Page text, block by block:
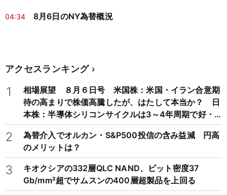
04:34 8月6日のNY為替概況
アクセスランキング
1
相場展望 ８月６日号 米国株：米国・イラン合意期
待の高まりで株価高騰したが、はたして本当か？ 日
本株：半導体シリコンサイクルは3～4年周期で好・
不況を繰り返すため注意
2
為替介入でオルカン・S&P500投信の含み益減 円高
のメリットは？
3
キオクシアの332層QLC NAND、ビット密度37
Gb/mm²超でサムスンの400層超製品を上回る